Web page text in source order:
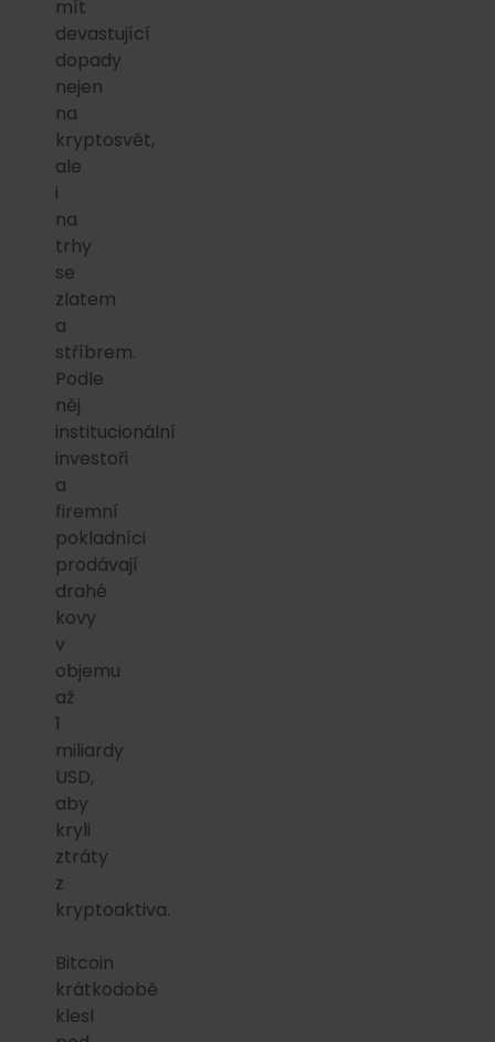
mít
devastující
dopady
nejen
na
kryptosvět,
ale
i
na
trhy
se
zlatem
a
stříbrem.
Podle
něj
institucionální
investoři
a
firemní
pokladníci
prodávají
drahé
kovy
v
objemu
až
1
miliardy
USD,
aby
kryli
ztráty
z
kryptoaktiva.
Bitcoin
krátkodobě
klesl